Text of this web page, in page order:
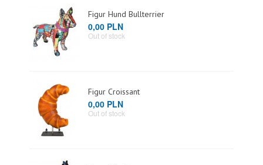
Figur Hund Bullterrier
0,00 PLN
Out of stock
Figur Croissant
0,00 PLN
Out of stock